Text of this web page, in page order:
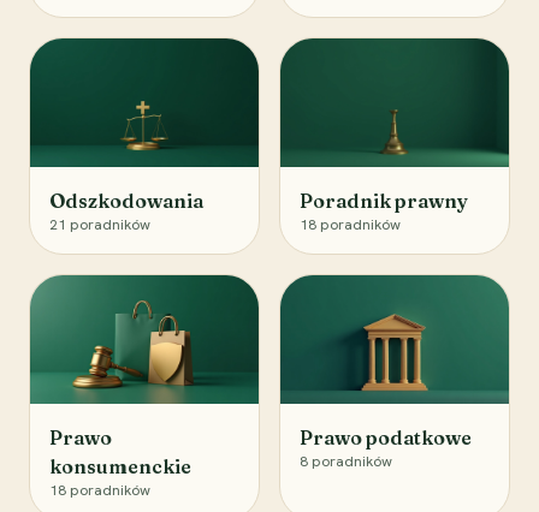
Odszkodowania
21 poradników
Poradnik prawny
18 poradników
Prawo
konsumenckie
18 poradników
Prawo podatkowe
8 poradników